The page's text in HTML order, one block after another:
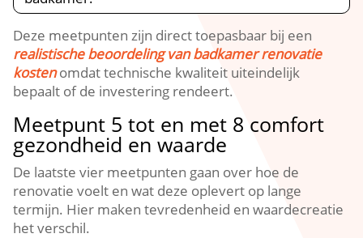
Deze meetpunten zijn direct toepasbaar bij een
realistische beoordeling van badkamer renovatie
kostenomdat technische kwaliteit uiteindelijk
bepaalt of de investering rendeert.​
Meetpunt 5 tot en met 8 comfort
gezondheid en waarde
De laatste vier meetpunten gaan over hoe de
renovatie voelt en wat deze oplevert op lange
termijn.​ Hier maken tevredenheid en waardecreatie
het verschil.​